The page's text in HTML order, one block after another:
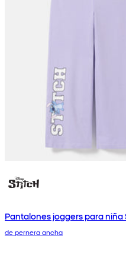
Pantalones joggers para niña
de pernera ancha